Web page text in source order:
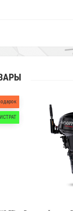
в подарок
НЕРЕГИСТРАТ